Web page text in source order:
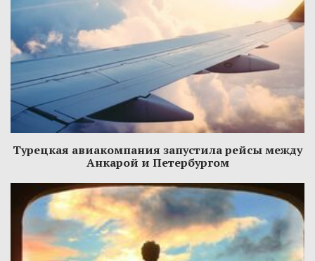
Турецкая авиакомпания запустила рейсы между
Анкарой и Петербургом